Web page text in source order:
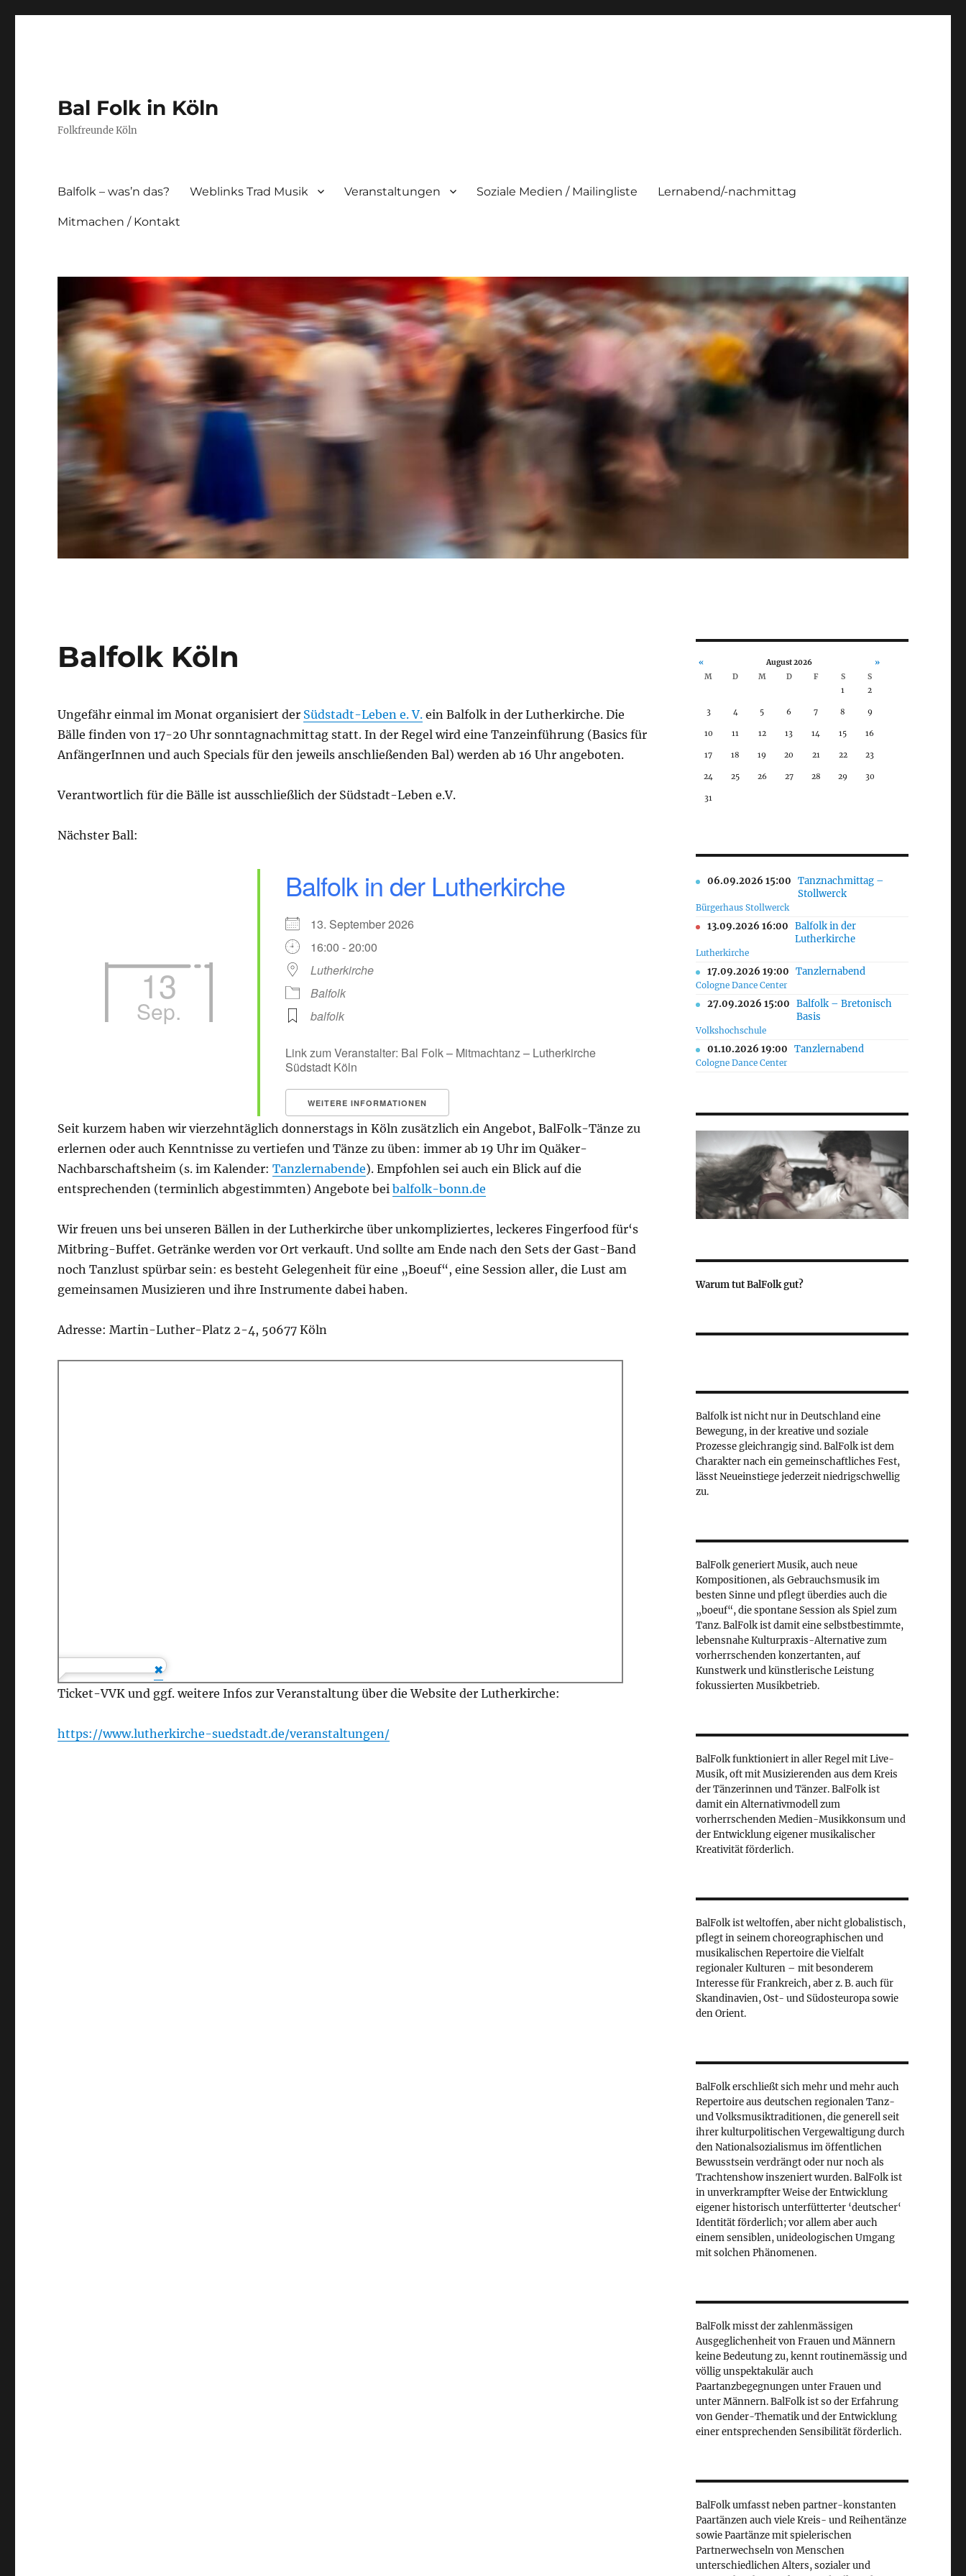
Bal Folk in Köln
Folkfreunde Köln
Balfolk – was’n das? Weblinks Trad Musik Veranstaltungen Soziale Medien / Mailingliste Lernabend/-nachmittag
Mitmachen / Kontakt
Balfolk Köln
Ungefähr einmal im Monat organisiert der Südstadt-Leben e. V. ein Balfolk in der Lutherkirche. Die
Bälle finden von 17-20 Uhr sonntagnachmittag statt. In der Regel wird eine Tanzeinführung (Basics für
AnfängerInnen und auch Specials für den jeweils anschließenden Bal) werden ab 16 Uhr angeboten.
Verantwortlich für die Bälle ist ausschließlich der Südstadt-Leben e.V.
Nächster Ball:
13
Sep.
Balfolk in der Lutherkirche
13. September 2026
16:00 - 20:00
Lutherkirche
Balfolk
balfolk
Link zum Veranstalter: Bal Folk – Mitmachtanz – Lutherkirche
Südstadt Köln
WEITERE INFORMATIONEN
Seit kurzem haben wir vierzehntäglich donnerstags in Köln zusätzlich ein Angebot, BalFolk-Tänze zu
erlernen oder auch Kenntnisse zu vertiefen und Tänze zu üben: immer ab 19 Uhr im Quäker-
Nachbarschaftsheim (s. im Kalender:Tanzlernabende). Empfohlen sei auch ein Blick auf die
entsprechenden (terminlich abgestimmten) Angebote beibalfolk-bonn.de
Wir freuen uns bei unseren Bällen in der Lutherkirche über unkompliziertes, leckeres Fingerfood für‘s
Mitbring-Buffet. Getränke werden vor Ort verkauft. Und sollte am Ende nach den Sets der Gast-Band
noch Tanzlust spürbar sein: es besteht Gelegenheit für eine „Boeuf“, eine Session aller, die Lust am
gemeinsamen Musizieren und ihre Instrumente dabei haben.
Adresse: Martin-Luther-Platz 2-4, 50677 Köln
Ticket-VVK und ggf. weitere Infos zur Veranstaltung über die Website der Lutherkirche:
https://www.lutherkirche-suedstadt.de/veranstaltungen/
« August 2026
»
M
D M D F S
S
1
2
3 4 5 6 7 8 9
10 11 12 13 14 15 16
17 18 19 20 21 22 23
24 25 26 27 28 29 30
31
06.09.2026 15:00
Tanznachmittag –
Stollwerck
Bürgerhaus Stollwerck
13.09.2026 16:00
Balfolk in der
Lutherkirche
Lutherkirche
17.09.2026 19:00 Tanzlernabend
Cologne Dance Center
27.09.2026 15:00
Balfolk – Bretonisch
Basis
Volkshochschule
01.10.2026 19:00 Tanzlernabend
Cologne Dance Center
Warum tut BalFolk gut?
Balfolk ist nicht nur in Deutschland eine
Bewegung, in der kreative und soziale
Prozesse gleichrangig sind. BalFolk ist dem
Charakter nach ein gemeinschaftliches Fest,
lässt Neueinstiege jederzeit niedrigschwellig
zu.
BalFolk generiert Musik, auch neue
Kompositionen, als Gebrauchsmusik im
besten Sinne und pflegt überdies auch die
„boeuf“, die spontane Session als Spiel zum
Tanz. BalFolk ist damit eine selbstbestimmte,
lebensnahe Kulturpraxis-Alternative zum
vorherrschenden konzertanten, auf
Kunstwerk und künstlerische Leistung
fokussierten Musikbetrieb.
BalFolk funktioniert in aller Regel mit Live-
Musik, oft mit Musizierenden aus dem Kreis
der Tänzerinnen und Tänzer. BalFolk ist
damit ein Alternativmodell zum
vorherrschenden Medien-Musikkonsum und
der Entwicklung eigener musikalischer
Kreativität förderlich.
BalFolk ist weltoffen, aber nicht globalistisch,
pflegt in seinem choreographischen und
musikalischen Repertoire die Vielfalt
regionaler Kulturen – mit besonderem
Interesse für Frankreich, aber z. B. auch für
Skandinavien, Ost- und Südosteuropa sowie
den Orient.
BalFolk erschließt sich mehr und mehr auch
Repertoire aus deutschen regionalen Tanz-
und Volksmusiktraditionen, die generell seit
ihrer kulturpolitischen Vergewaltigung durch
den Nationalsozialismus im öffentlichen
Bewusstsein verdrängt oder nur noch als
Trachtenshow inszeniert wurden. BalFolk ist
in unverkrampfter Weise der Entwicklung
eigener historisch unterfütterter ‘deutscher‘
Identität förderlich; vor allem aber auch
einem sensiblen, unideologischen Umgang
mit solchen Phänomenen.
BalFolk misst der zahlenmässigen
Ausgeglichenheit von Frauen und Männern
keine Bedeutung zu, kennt routinemässig und
völlig unspektakulär auch
Paartanzbegegnungen unter Frauen und
unter Männern. BalFolk ist so der Erfahrung
von Gender-Thematik und der Entwicklung
einer entsprechenden Sensibilität förderlich.
BalFolk umfasst neben partner-konstanten
Paartänzen auch viele Kreis- und Reihentänze
sowie Paartänze mit spielerischen
Partnerwechseln von Menschen
unterschiedlichen Alters, sozialer und